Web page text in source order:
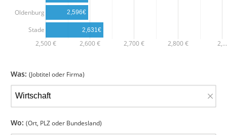
2,500 € 2,600 € 2,700 € 2,800 € 2,…
Oldenburg
Stade
2,596€
2,631€
Was: (Jobtitel oder Firma)
×
Wo: (Ort, PLZ oder Bundesland)